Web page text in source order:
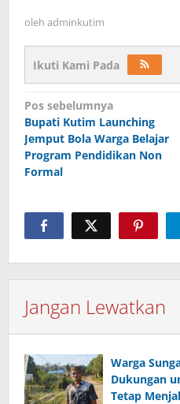
oleh adminkutim
Ikuti Kami Pada
Navigasi
pos
Pos sebelumnya
Bupati Kutim Launching
Jemput Bola Warga Belajar
Program Pendidikan Non
Formal
Jangan Lewatkan
Warga
Dukungan
Tetap